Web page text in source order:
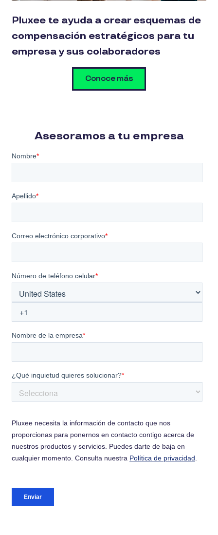
Pluxee te ayuda a crear esquemas de
compensación estratégicos para tu
empresa y sus colaboradores
Conoce más
Asesoramos a tu empresa